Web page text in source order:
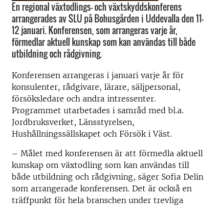
En regional växtodlings- och växtskyddskonferens
arrangerades av SLU på Bohusgården i Uddevalla den 11-
12 januari. Konferensen, som arrangeras varje år,
förmedlar aktuell kunskap som kan användas till både
utbildning och rådgivning.
Konferensen arrangeras i januari varje år för
konsulenter, rådgivare, lärare, säljpersonal,
försöksledare och andra intressenter.
Programmet utarbetades i samråd med bl.a.
Jordbruksverket, Länsstyrelsen,
Hushållningssällskapet och Försök i Väst.
– Målet med konferensen är att förmedla aktuell
kunskap om växtodling som kan användas till
både utbildning och rådgivning, säger Sofia Delin
som arrangerade konferensen. Det är också en
träffpunkt för hela branschen under trevliga